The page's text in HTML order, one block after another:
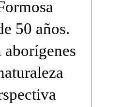
50 años.